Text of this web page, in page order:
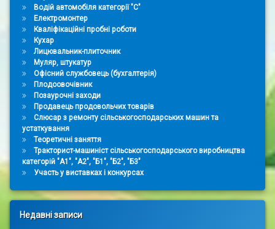
Водій автомобіля категорії "С"
Електромонтер
Кваліфікаційні пробні роботи
Кухар
Лицювальник-плиточник
Муляр, штукатур
Офісний службовець (бухгалтерія)
Плодоовочівник
Позаурочні заходи
Продавець продовольчих товарів
Слюсар з ремонту сільськогосподарських машин та
устаткування
Теоретичні заняття
Тракторист-машиніст сільськогосподарського виробництва
категорій "А1", "А2", "Б1", "Б2", "Б3"
Участь у виставках і конкурсах
Недавні записи